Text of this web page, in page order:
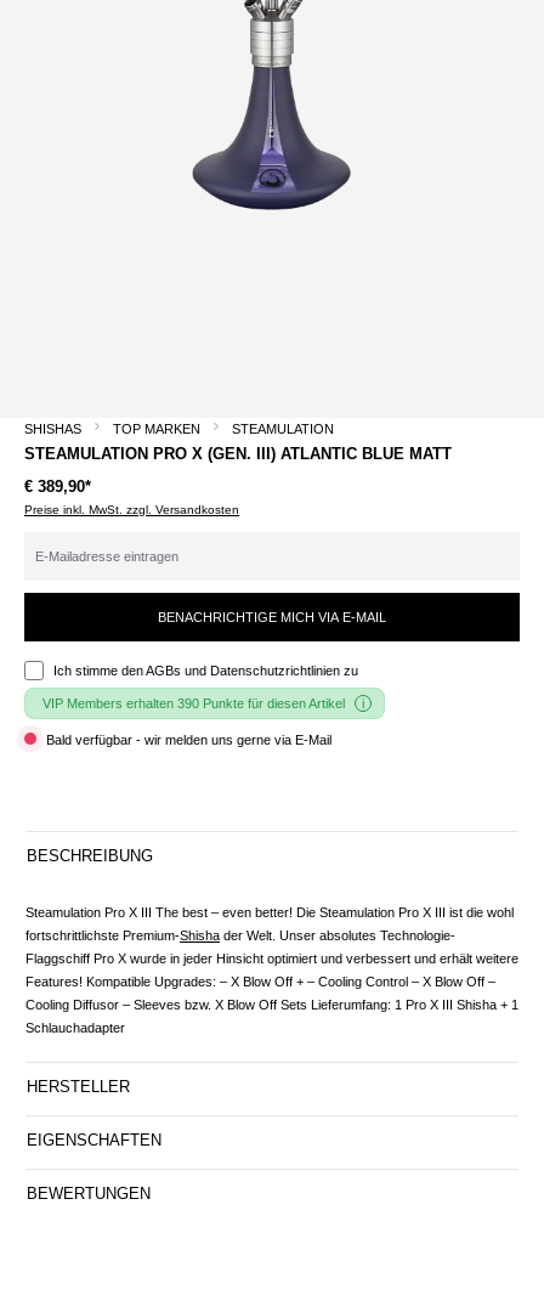
SHISHAS TOP MARKEN STEAMULATION
STEAMULATION PRO X (GEN. III) ATLANTIC BLUE MATT
€ 389,90*
Preise inkl. MwSt. zzgl. Versandkosten
BENACHRICHTIGE MICH VIA E-MAIL
Ich stimme denAGBs und Datenschutzrichtlinien zu
VIP Members erhalten 390 Punkte für diesen Artikel
Bald verfügbar - wir melden uns gerne via E-Mail
BESCHREIBUNG
Steamulation Pro X III The best – even better! Die Steamulation Pro X III ist die wohl
fortschrittlichste Premium-Shisha der Welt. Unser absolutes Technologie-
Flaggschiff Pro X wurde in jeder Hinsicht optimiert und verbessert und erhält weitere
Features! Kompatible Upgrades: – X Blow Off + – Cooling Control – X Blow Off –
Cooling Diffusor – Sleeves bzw. X Blow Off Sets Lieferumfang: 1 Pro X III Shisha + 1
Schlauchadapter
HERSTELLER
EIGENSCHAFTEN
BEWERTUNGEN